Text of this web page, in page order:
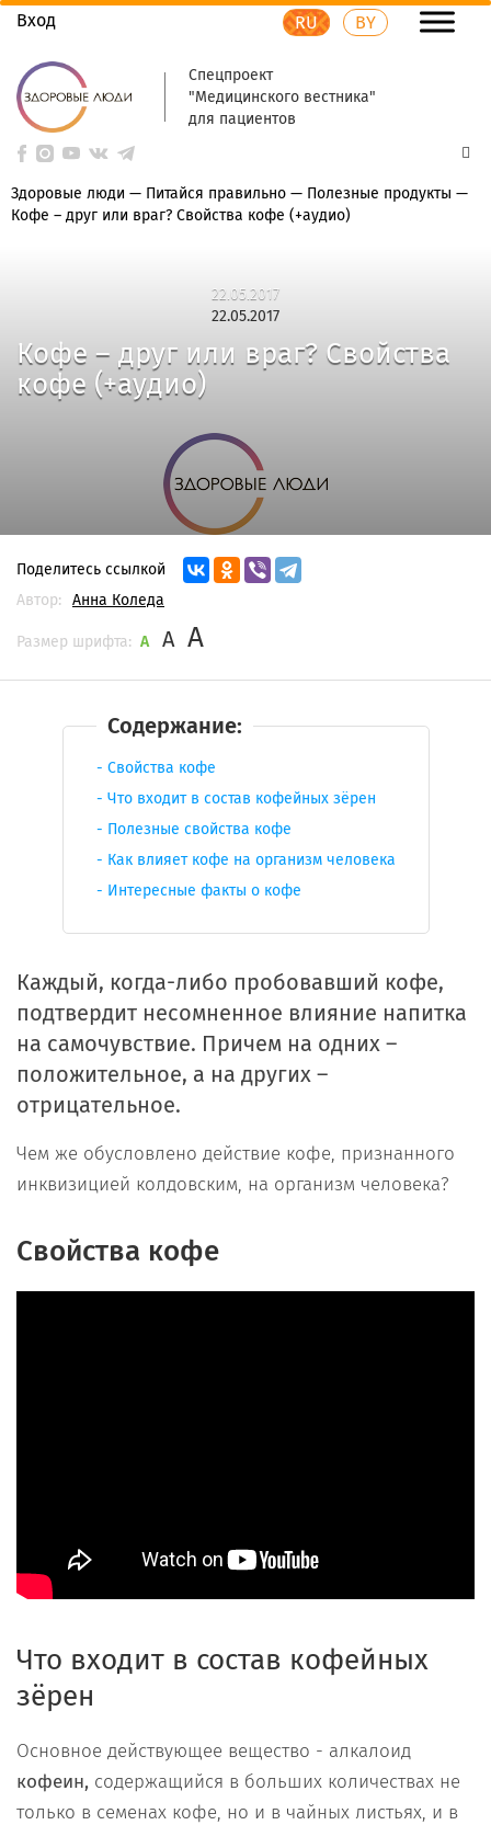
Вход RU BY
Спецпроект
"Медицинского вестника"
для пациентов
Здоровые люди — Питайся правильно — Полезные продукты —
Кофе – друг или враг? Свойства кофе (+аудио)
22.05.2017
22.05.2017
Кофе – друг или враг? Свойства
кофе (+аудио)
Поделитесь ссылкой
Автор:
Анна Коледа
Размер шрифта: A A A
Содержание:
Свойства кофе
Что входит в состав кофейных зёрен
Полезные свойства кофе
Как влияет кофе на организм человека
Интересные факты о кофе
Каждый, когда-либо пробовавший кофе,
подтвердит несомненное влияние напитка
на самочувствие. Причем на одних –
положительное, а на других –
отрицательное.
Чем же обусловлено действие кофе, признанного
инквизицией колдовским, на организм человека?
Свойства кофе
Что входит в состав кофейных
зёрен
Основное действующее вещество - алкалоид
кофеин, содержащийся в больших количествах не
только в семенах кофе, но и в чайных листьях, и в